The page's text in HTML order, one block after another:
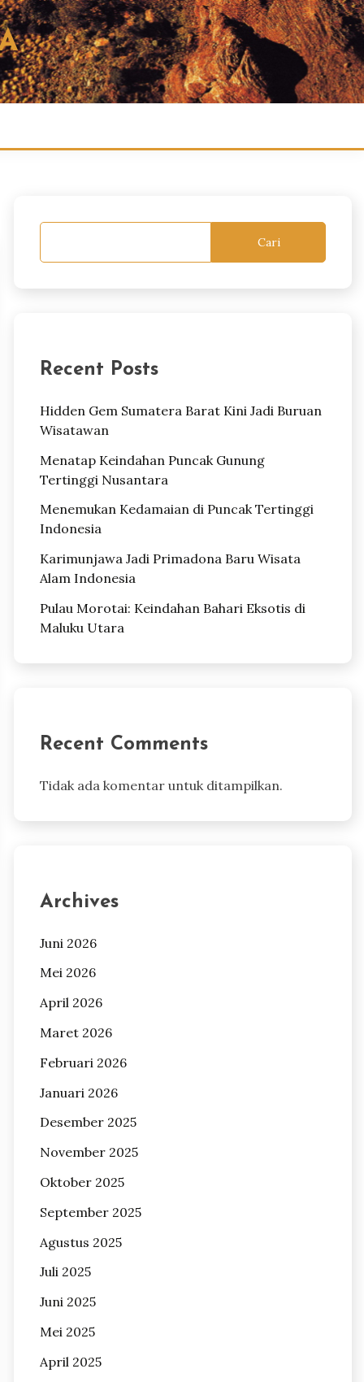
Cari
Recent Posts
Hidden Gem Sumatera Barat Kini Jadi Buruan
Wisatawan
Menatap Keindahan Puncak Gunung
Tertinggi Nusantara
Menemukan Kedamaian di Puncak Tertinggi
Indonesia
Karimunjawa Jadi Primadona Baru Wisata
Alam Indonesia
Pulau Morotai: Keindahan Bahari Eksotis di
Maluku Utara
Recent Comments
Tidak ada komentar untuk ditampilkan.
Archives
Juni 2026
Mei 2026
April 2026
Maret 2026
Februari 2026
Januari 2026
Desember 2025
November 2025
Oktober 2025
September 2025
Agustus 2025
Juli 2025
Juni 2025
Mei 2025
April 2025